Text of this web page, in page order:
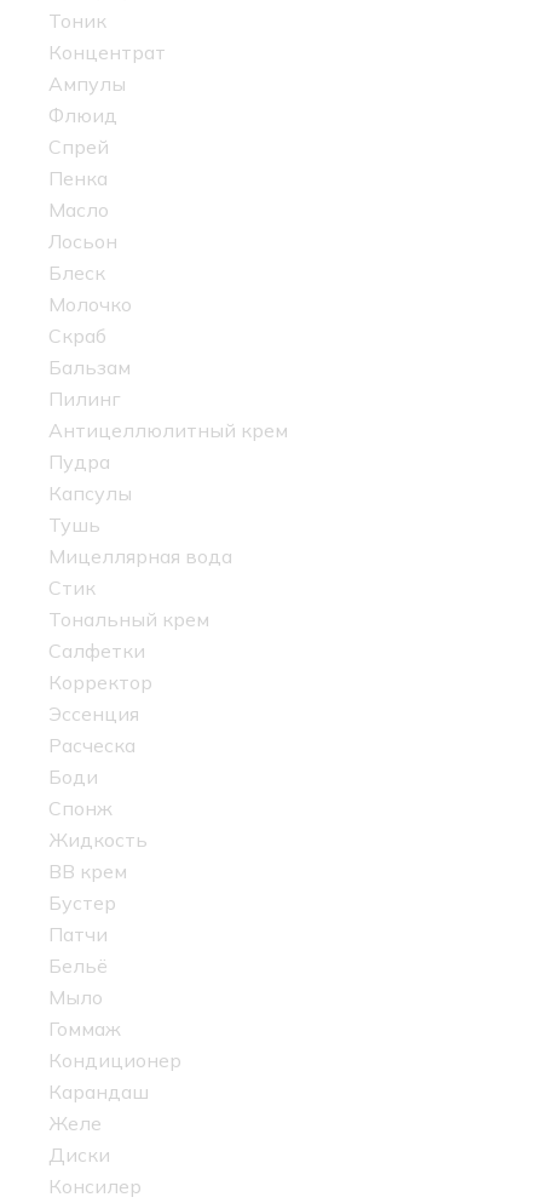
Тоник
Концентрат
Ампулы
Флюид
Спрей
Пенка
Масло
Лосьон
Блеск
Молочко
Скраб
Бальзам
Пилинг
Антицеллюлитный крем
Пудра
Капсулы
Тушь
Мицеллярная вода
Стик
Тональный крем
Салфетки
Корректор
Эссенция
Расческа
Боди
Спонж
Жидкость
BB крем
Бустер
Патчи
Бельё
Мыло
Гоммаж
Кондиционер
Карандаш
Желе
Диски
Консилер